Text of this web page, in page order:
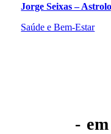
Jorge Seixas –
Saúde e Bem-Estar
-